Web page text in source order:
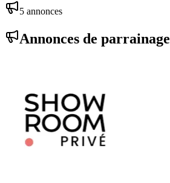
5 annonces
Annonces de parrainage